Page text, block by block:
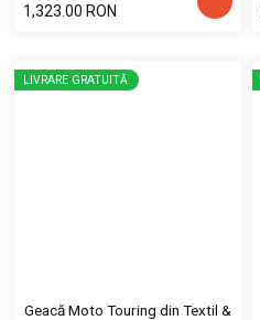
1,323.00 RON
LIVRARE GRATUITĂ
Geacă Moto Touring din Textil &